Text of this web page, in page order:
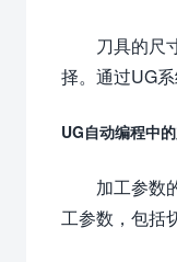
刀具的尺
择。通过UG
UG自动编程中
加工参数
工参数，包括